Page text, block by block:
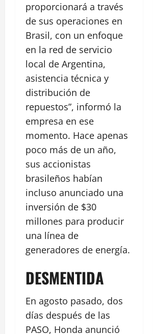
proporcionará a través
de sus operaciones en
Brasil, con un enfoque
en la red de servicio
local de Argentina,
asistencia técnica y
distribución de
repuestos”, informó la
empresa en ese
momento. Hace apenas
poco más de un año,
sus accionistas
brasileños habían
incluso anunciado una
inversión de $30
millones para producir
una línea de
generadores de energía.
DESMENTIDA
En agosto pasado, dos
días después de las
PASO, Honda anunció